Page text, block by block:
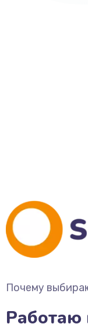
Почему
Работаю